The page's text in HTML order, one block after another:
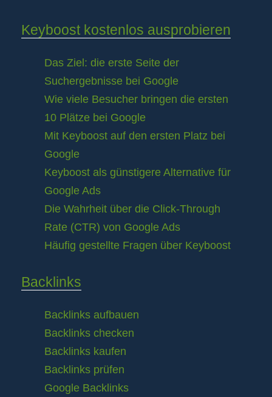
Keyboost kostenlos ausprobieren
Das Ziel: die erste Seite der
Suchergebnisse bei Google
Wie viele Besucher bringen die ersten
10 Plätze bei Google
Mit Keyboost auf den ersten Platz bei
Google
Keyboost als günstigere Alternative für
Google Ads
Die Wahrheit über die Click-Through
Rate (CTR) von Google Ads
Häufig gestellte Fragen über Keyboost
Backlinks
Backlinks aufbauen
Backlinks checken
Backlinks kaufen
Backlinks prüfen
Google Backlinks